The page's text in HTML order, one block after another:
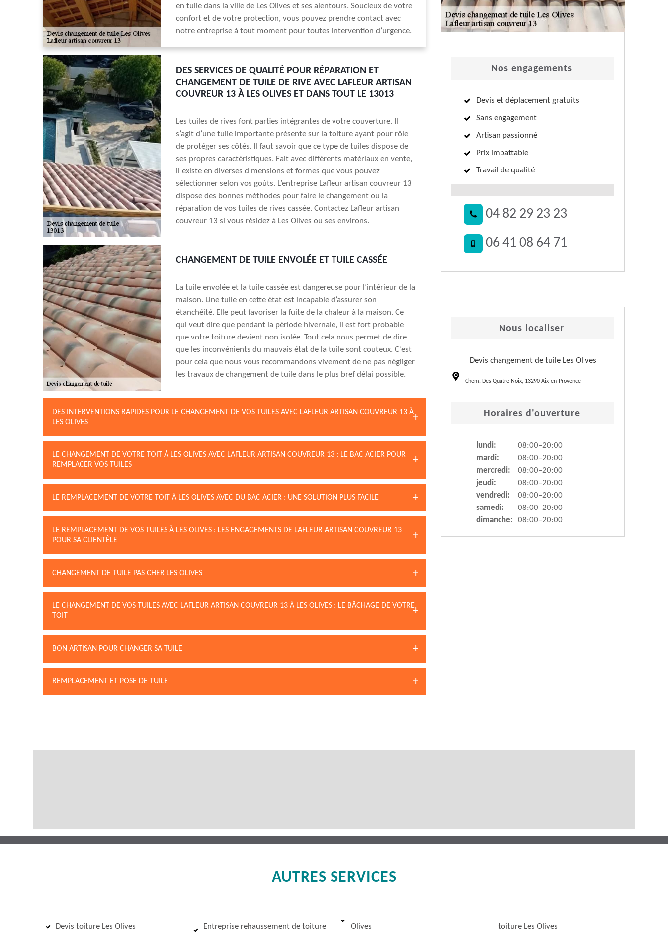
en tuile dans la ville de Les Olives et ses alentours. Soucieux de votre
confort et de votre protection, vous pouvez prendre contact avec
notre entreprise à tout moment pour toutes intervention d’urgence.
DES SERVICES DE QUALITÉ POUR RÉPARATION ET
CHANGEMENT DE TUILE DE RIVE AVEC LAFLEUR ARTISAN
COUVREUR 13 À LES OLIVES ET DANS TOUT LE 13013
Les tuiles de rives font parties intégrantes de votre couverture. Il
s’agit d’une tuile importante présente sur la toiture ayant pour rôle
de protéger ses côtés. Il faut savoir que ce type de tuiles dispose de
ses propres caractéristiques. Fait avec différents matériaux en vente,
il existe en diverses dimensions et formes que vous pouvez
sélectionner selon vos goûts. L’entreprise Lafleur artisan couvreur 13
dispose des bonnes méthodes pour faire le changement ou la
réparation de vos tuiles de rives cassée. Contactez Lafleur artisan
couvreur 13 si vous résidez à Les Olives ou ses environs.
CHANGEMENT DE TUILE ENVOLÉE ET TUILE CASSÉE
La tuile envolée et la tuile cassée est dangereuse pour l’intérieur de la
maison. Une tuile en cette état est incapable d’assurer son
étanchéité. Elle peut favoriser la fuite de la chaleur à la maison. Ce
qui veut dire que pendant la période hivernale, il est fort probable
que votre toiture devient non isolée. Tout cela nous permet de dire
que les inconvénients du mauvais état de la tuile sont couteux. C’est
pour cela que nous vous recommandons vivement de ne pas négliger
les travaux de changement de tuile dans le plus bref délai possible.
DES INTERVENTIONS RAPIDES POUR LE CHANGEMENT DE VOS TUILES AVEC LAFLEUR ARTISAN COUVREUR 13 À
LES OLIVES
LE CHANGEMENT DE VOTRE TOIT À LES OLIVES AVEC LAFLEUR ARTISAN COUVREUR 13 : LE BAC ACIER POUR
REMPLACER VOS TUILES
LE REMPLACEMENT DE VOTRE TOIT À LES OLIVES AVEC DU BAC ACIER : UNE SOLUTION PLUS FACILE
LE REMPLACEMENT DE VOS TUILES À LES OLIVES : LES ENGAGEMENTS DE LAFLEUR ARTISAN COUVREUR 13
POUR SA CLIENTÈLE
CHANGEMENT DE TUILE PAS CHER LES OLIVES
LE CHANGEMENT DE VOS TUILES AVEC LAFLEUR ARTISAN COUVREUR 13 À LES OLIVES : LE BÂCHAGE DE VOTRE
TOIT
BON ARTISAN POUR CHANGER SA TUILE
REMPLACEMENT ET POSE DE TUILE
Nos engagements
Devis et déplacement gratuits
Sans engagement
Artisan passionné
Prix imbattable
Travail de qualité
04 82 29 23 23
06 41 08 64 71
Nous localiser
Devis changement de tuile Les Olives
Chem. Des Quatre Noix, 13290 Aix-en-Provence
Horaires d'ouverture
lundi:
08:00–20:00
mardi:
08:00–20:00
mercredi:
08:00–20:00
jeudi:
08:00–20:00
vendredi:
08:00–20:00
samedi:
08:00–20:00
dimanche:
08:00–20:00
AUTRES SERVICES
Devis toiture Les Olives Entreprise rehaussement de toiture Olives toiture Les Olives